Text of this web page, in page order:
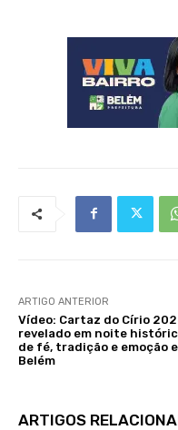
ARTIGO ANTERIOR
Vídeo: Cartaz do Círio
revelado em noite
de fé, tradição e emoção
Belém
ARTIGOS